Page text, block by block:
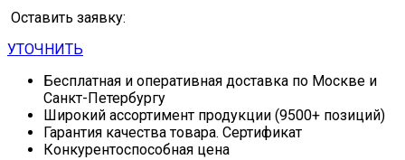
Оставить заявку:
УТОЧНИТЬ
Бесплатная и оперативная доставка по Москве и
Санкт-Петербургу
Широкий ассортимент продукции (9500+ позиций)
Гарантия качества товара. Сертификат
Конкурентоспособная цена